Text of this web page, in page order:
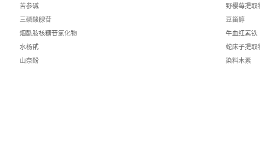
苦参碱
野樱莓提取
三磷酸腺苷
豆甾醇
烟酰胺核糖苷氯化物
牛血红素铁
水杨甙
蛇床子提取
山奈酚
染料木素